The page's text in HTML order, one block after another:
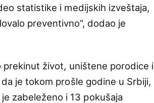
statistike i medijskih izveštaja,
preventivno“, dodao je
prekinut život, uništene porodice i
je tokom prošle godine u Srbiji,
je zabeleženo i 13 pokušaja